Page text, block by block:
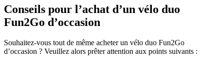
Conseils pour l’achat d’un vélo duo
Fun2Go d’occasion
Souhaitez-vous tout de même acheter un vélo duo Fun2Go
d’occasion ? Veuillez alors prêter attention aux points suivants :